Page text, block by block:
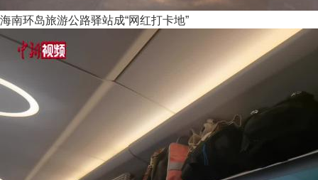
海南环岛旅游公路驿站成“网红打卡地”